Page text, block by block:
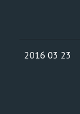
2016 03 23